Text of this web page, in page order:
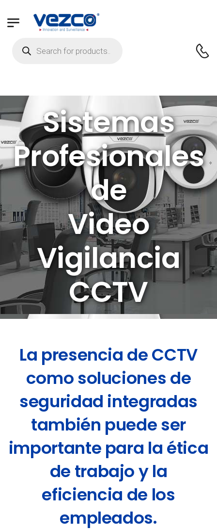
Sistemas
Profesionales
de
Video
Vigilancia
CCTV
La presencia de CCTV
como soluciones de
seguridad integradas
también puede ser
importante para la ética
de trabajo y la
eficiencia de los
empleados.